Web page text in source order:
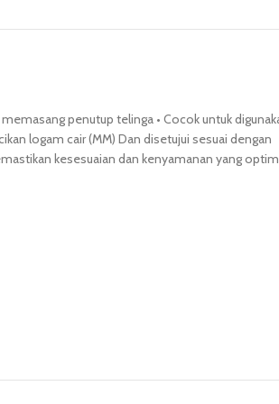
penutup telinga • Cocok untuk
logam cair (MM) Dan disetujui sesuai dengan
kesesuaian dan kenyamanan yang